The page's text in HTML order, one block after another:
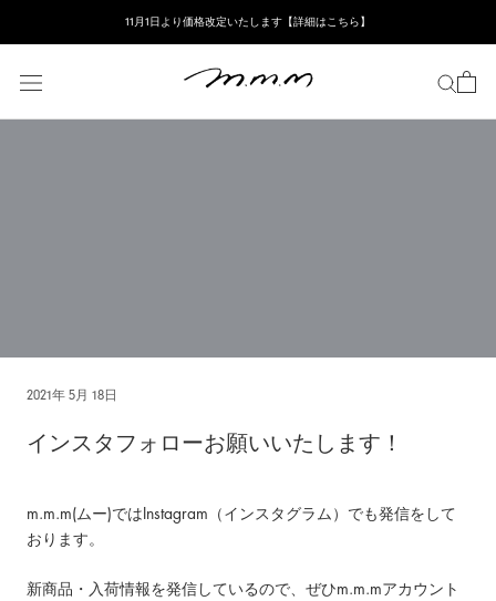
し
11月1日より価格改定いたします【詳細はこちら】
2021年 5月 18日
インスタフォローお願いいたします！
m.m.m(ムー)ではInstagram（インスタグラム）でも発信をして
おります。
新商品・入荷情報を発信しているので、ぜひm.m.mアカウント